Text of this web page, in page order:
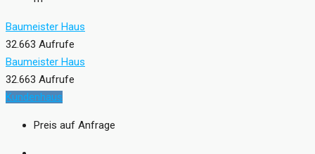
Baumeister Haus
32.663 Aufrufe
Baumeister Haus
32.663 Aufrufe
Kundenhaus
Preis auf Anfrage